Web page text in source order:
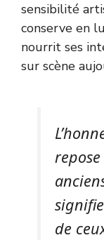
sensibilité
conserve en
nourrit ses
sur scène
de